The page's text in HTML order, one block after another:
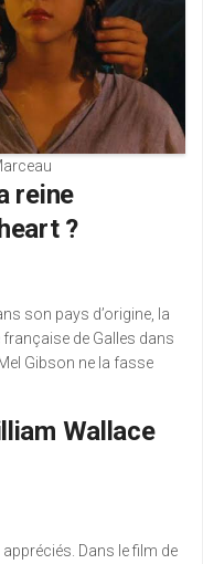
reine
?
son pays d’origine, la
de Galles dans
Gibson ne la fasse
Wallace
Dans le film de